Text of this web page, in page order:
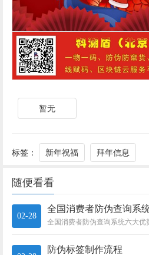
暂无
标签： 新年祝福 拜年信息
随便看看
02-28
全国消费者防伪查询系
全国消费者防伪查询系统六大优
防伪标签制作流程